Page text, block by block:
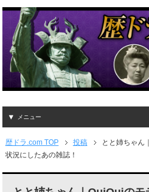
メニュー
歴ドラ.com TOP 投稿
とと姉ちゃん
状況にしたあの雑誌！